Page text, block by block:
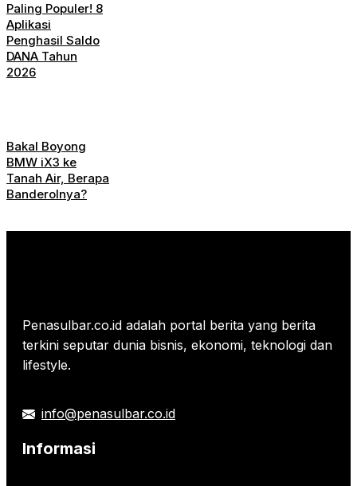
Paling Populer! 8
Aplikasi
Penghasil Saldo
DANA Tahun
2026
Bakal Boyong
BMW iX3 ke
Tanah Air, Berapa
Banderolnya?
Penasulbar.co.id adalah portal berita yang berita
terkini seputar dunia bisnis, ekonomi, teknologi dan
lifestyle.
info@penasulbar.co.id
Informasi